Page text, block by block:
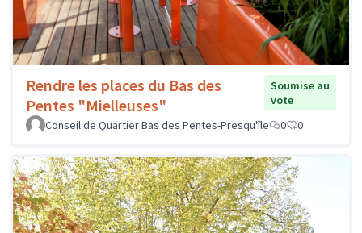
Rendre les places du Bas des
Pentes "Mielleuses"
Soumise au
vote
Conseil de Quartier Bas des Pentes-Presqu'île
0 0